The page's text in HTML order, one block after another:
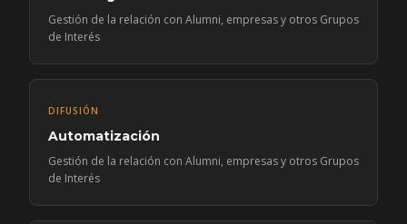
Gestión de la relación con Alumni, empresas y otros Grupos
de Interés
DIFUSIÓN
Automatización
Gestión de la relación con Alumni, empresas y otros Grupos
de Interés